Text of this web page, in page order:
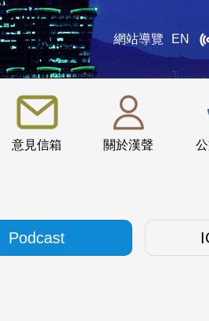
網站導覽 EN
意見信箱 關於漢聲
:::
Podcast